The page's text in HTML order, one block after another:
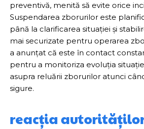
preventivă, menită să evite orice
Suspendarea zborurilor este
până la clarificarea situației și
mai securizate pentru operarea
a anunțat că este în contact
pentru a monitoriza evoluția
asupra reluării zborurilor atunci
sigure.
reacția